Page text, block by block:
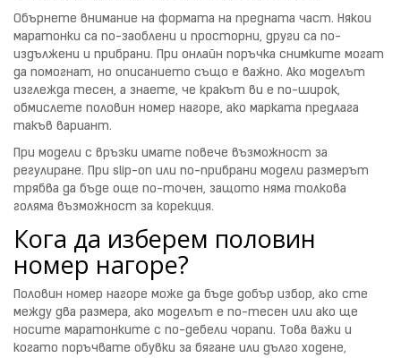
Обърнете внимание на формата на предната част. Някои
маратонки са по-заоблени и просторни, други са по-
издължени и прибрани. При онлайн поръчка снимките могат
да помогнат, но описанието също е важно. Ако моделът
изглежда тесен, а знаете, че кракът ви е по-широк,
обмислете половин номер нагоре, ако марката предлага
такъв вариант.
При модели с връзки имате повече възможност за
регулиране. При slip-on или по-прибрани модели размерът
трябва да бъде още по-точен, защото няма толкова
голяма възможност за корекция.
Кога да изберем половин
номер нагоре?
Половин номер нагоре може да бъде добър избор, ако сте
между два размера, ако моделът е по-тесен или ако ще
носите маратонките с по-дебели чорапи. Това важи и
когато поръчвате обувки за бягане или дълго ходене,